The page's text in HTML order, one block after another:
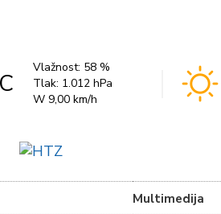
Vlažnost: 58 %
Tlak: 1.012 hPa
W 9,00 km/h
Multimedija